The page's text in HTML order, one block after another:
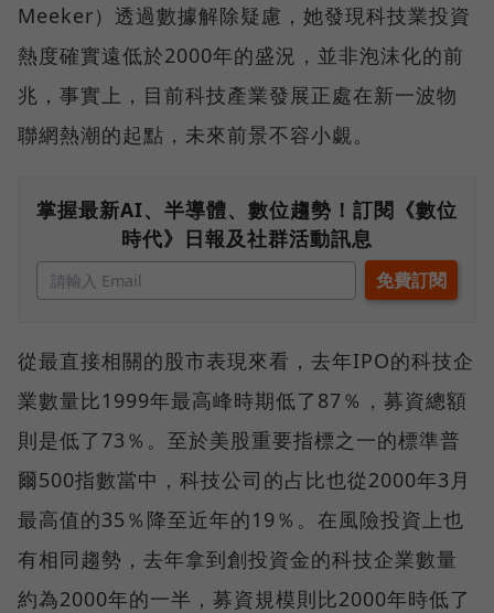
Meeker）透過數據解除疑慮，她發現科技業投資
熱度確實遠低於2000年的盛況，並非泡沫化的前
兆，事實上，目前科技產業發展正處在新一波物
聯網熱潮的起點，未來前景不容小覷。
掌握最新AI、半導體、數位趨勢！訂閱《數位
時代》日報及社群活動訊息
從最直接相關的股市表現來看，去年IPO的科技企
業數量比1999年最高峰時期低了87％，募資總額
則是低了73％。至於美股重要指標之一的標準普
爾500指數當中，科技公司的占比也從2000年3月
最高值的35％降至近年的19％。在風險投資上也
有相同趨勢，去年拿到創投資金的科技企業數量
約為2000年的一半，募資規模則比2000年時低了